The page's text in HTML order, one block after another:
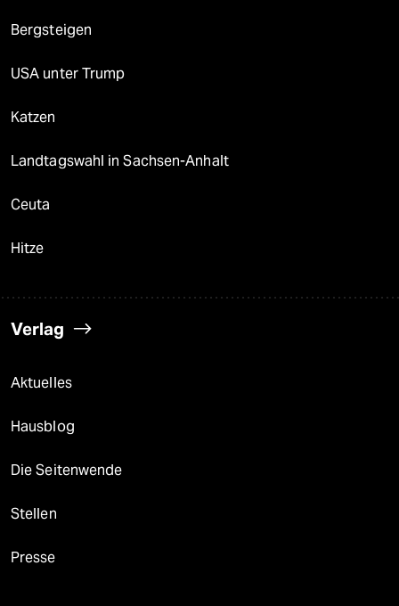
Bergsteigen
USA unter Trump
Katzen
Landtagswahl in Sachsen-Anhalt
Ceuta
Hitze
Verlag
Aktuelles
Hausblog
Die Seitenwende
Stellen
Presse